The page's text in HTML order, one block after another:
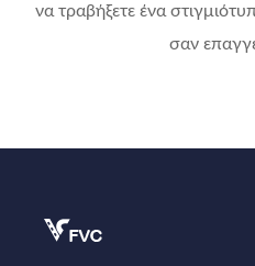
να τραβήξετε ένα
σαν